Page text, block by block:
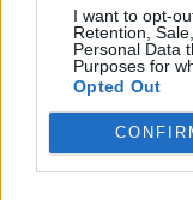
I want to opt-
Retention,
Personal Data
Purposes for
Opted Out
comunicati stampa con
quindi valutati di pubblico
contrario alla pubblicazione,
"Calciomercato Magazine"